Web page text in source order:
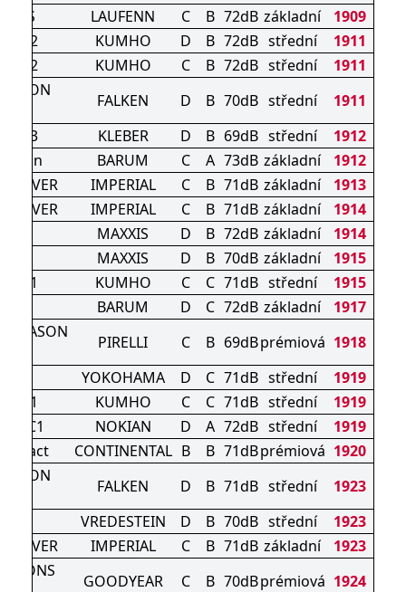
4S
LAUFENN C B 72dB základní
1909
KUMHO D B 72dB střední
1911
KUMHO C B 72dB střední
1911
FALKEN D B 70dB střední
1911
3
KLEBER D B 69dB střední
1912
BARUM C A 73dB základní
1912
DRIVER
IMPERIAL C B 71dB základní
1913
DRIVER
IMPERIAL C B 71dB základní
1914
MAXXIS D B 72dB základní
1914
MAXXIS D B 70dB základní
1915
KUMHO C C 71dB střední
1915
BARUM D C 72dB základní
1917
SEASON
PIRELLI C B 69dBprémiová 1918
YOKOHAMA D C 71dB střední
1919
KUMHO C C 71dB střední
1919
C1
NOKIAN D A 72dB střední
1919
CONTINENTAL B B 71dBprémiová 1920
FALKEN D B 71dB střední
1923
VREDESTEIN D B 70dB střední
1923
DRIVER
IMPERIAL C B 71dB základní
1923
GOODYEAR C B 70dBprémiová 1924